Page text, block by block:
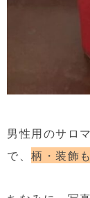
男性用のサロ
で、 柄・装飾